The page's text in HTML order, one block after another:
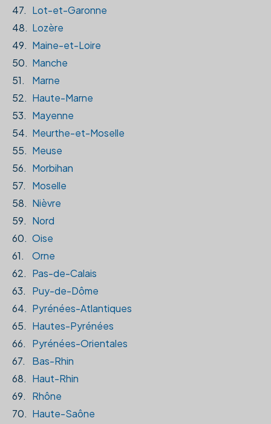
47. Lot-et-Garonne
48. Lozère
49. Maine-et-Loire
50. Manche
51.
Marne
52. Haute-Marne
53. Mayenne
54. Meurthe-et-Moselle
55. Meuse
56. Morbihan
57.
Moselle
58. Nièvre
59. Nord
60. Oise
61.
Orne
62. Pas-de-Calais
63.
Puy-de-Dôme
64. Pyrénées-Atlantiques
65. Hautes-Pyrénées
66.
Pyrénées-Orientales
67.
Bas-Rhin
68. Haut-Rhin
69.
Rhône
70. Haute-Saône